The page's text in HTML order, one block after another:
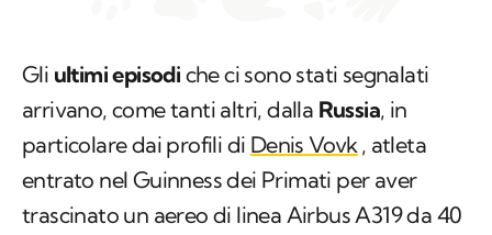
Gli ultimi episodi che ci sono stati segnalati
arrivano, come tanti altri, dalla Russia, in
particolare dai profili di Denis Vovk, atleta
entrato nel Guinness dei Primati per aver
trascinato un aereo di linea Airbus A319 da 40